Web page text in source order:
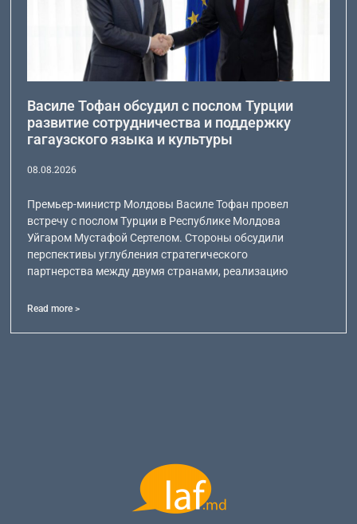
Василе Тофан обсудил с послом Турции
развитие сотрудничества и поддержку
гагаузского языка и культуры
08.08.2026
Премьер-министр Молдовы Василе Тофан провел
встречу с послом Турции в Республике Молдова
Уйгаром Мустафой Сертелом. Стороны обсудили
перспективы углубления стратегического
партнерства между двумя странами, реализацию
Read more >